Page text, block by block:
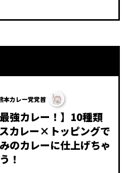
本カレー党党首
最強カレー！】10種類
カレー×トッピングで
のカレーに仕上げちゃ
！